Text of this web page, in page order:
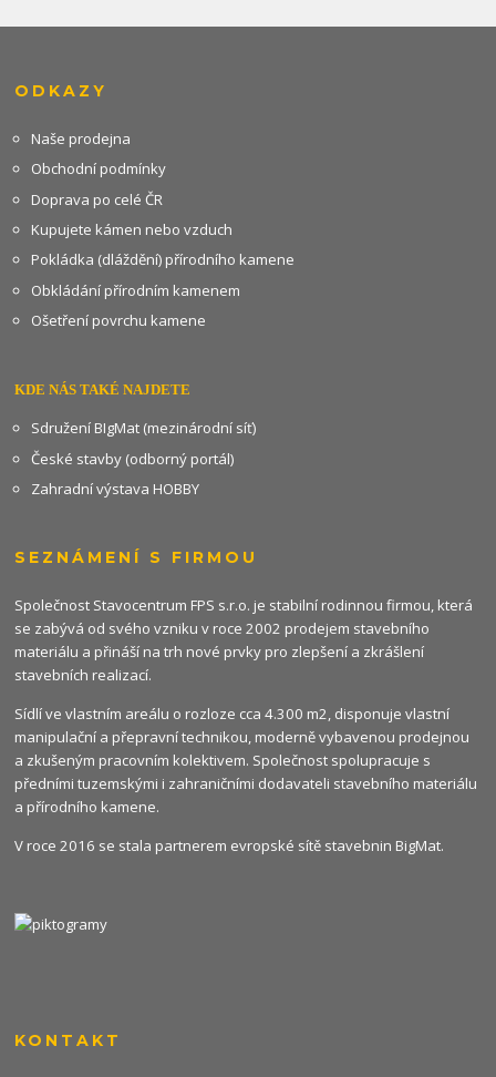
ODKAZY
Naše prodejna
Obchodní podmínky
Doprava po celé ČR
Kupujete kámen nebo vzduch
Pokládka (dláždění) přírodního kamene
Obkládání přírodním kamenem
Ošetření povrchu kamene
KDE NÁS TAKÉ NAJDETE
Sdružení BIgMat (mezinárodní síť)
České stavby (odborný portál)
Zahradní výstava HOBBY
SEZNÁMENÍ S FIRMOU
Společnost Stavocentrum FPS s.r.o. je stabilní rodinnou firmou, která
se zabývá od svého vzniku v roce 2002 prodejem stavebního
materiálu a přináší na trh nové prvky pro zlepšení a zkrášlení
stavebních realizací.
Sídlí ve vlastním areálu o rozloze cca 4.300 m2, disponuje vlastní
manipulační a přepravní technikou, moderně vybavenou prodejnou
a zkušeným pracovním kolektivem. Společnost spolupracuje s
předními tuzemskými i zahraničními dodavateli stavebního materiálu
a přírodního kamene.
V roce 2016 se stala partnerem evropské sítě stavebnin BigMat.
KONTAKT